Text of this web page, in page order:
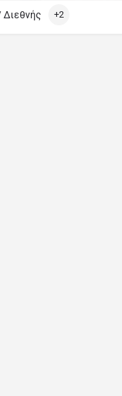
Στασικράτους 26
+2